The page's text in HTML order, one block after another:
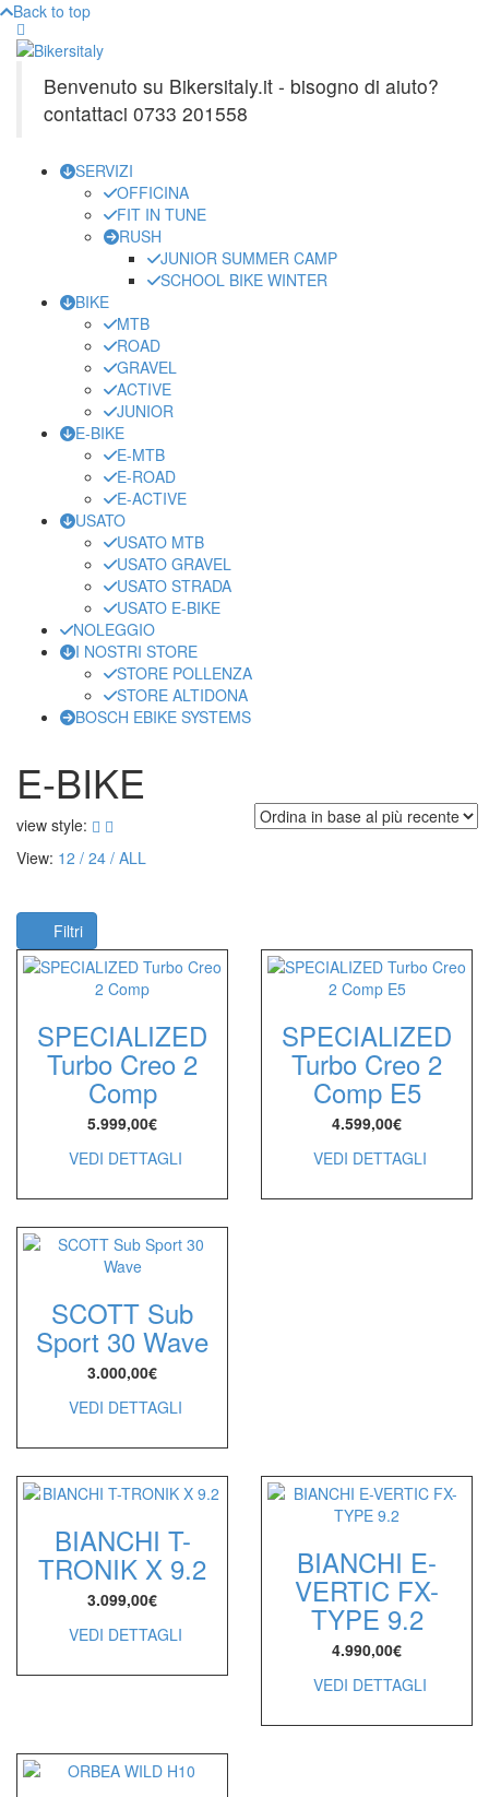
Back to top
Benvenuto su Bikersitaly.it - bisogno di aiuto?
contattaci 0733 201558
SERVIZI
OFFICINA
FIT IN TUNE
RUSH
JUNIOR SUMMER CAMP
SCHOOL BIKE WINTER
BIKE
MTB
ROAD
GRAVEL
ACTIVE
JUNIOR
E-BIKE
E-MTB
E-ROAD
E-ACTIVE
USATO
USATO MTB
USATO GRAVEL
USATO STRADA
USATO E-BIKE
NOLEGGIO
I NOSTRI STORE
STORE POLLENZA
STORE ALTIDONA
BOSCH EBIKE SYSTEMS
E-BIKE
view style:
View: 12 24 ALL
Filtri
SPECIALIZED
Turbo Creo 2
Comp
5.999,00€
VEDI DETTAGLI
SPECIALIZED
Turbo Creo 2
Comp E5
4.599,00€
VEDI DETTAGLI
SCOTT Sub
Sport 30 Wave
3.000,00€
VEDI DETTAGLI
BIANCHI T-
TRONIK X 9.2
3.099,00€
VEDI DETTAGLI
BIANCHI E-
VERTIC FX-
TYPE 9.2
4.990,00€
VEDI DETTAGLI